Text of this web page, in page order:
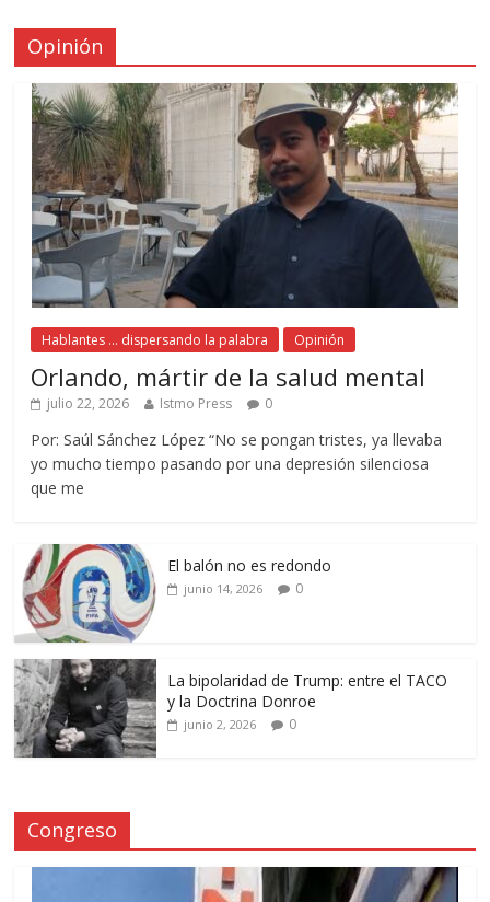
Opinión
Hablantes ... dispersando la palabra Opinión
Orlando, mártir de la salud mental
julio 22, 2026 Istmo Press 0
Por: Saúl Sánchez López “No se pongan tristes, ya llevaba
yo mucho tiempo pasando por una depresión silenciosa
que me
El balón no es redondo
junio 14, 2026 0
La bipolaridad de Trump: entre el TACO
y la Doctrina Donroe
junio 2, 2026 0
Congreso